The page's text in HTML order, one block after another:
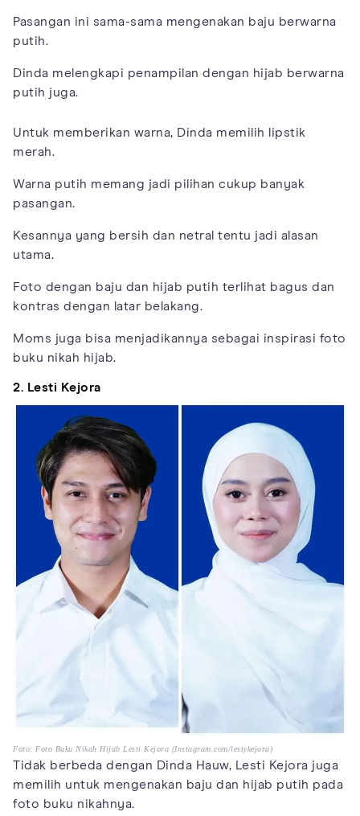
Pasangan ini sama-sama mengenakan baju berwarna
putih.
Dinda melengkapi penampilan dengan hijab berwarna
putih juga.
Untuk memberikan warna, Dinda memilih lipstik
merah.
Warna putih memang jadi pilihan cukup banyak
pasangan.
Kesannya yang bersih dan netral tentu jadi alasan
utama.
Foto dengan baju dan hijab putih terlihat bagus dan
kontras dengan latar belakang.
Moms juga bisa menjadikannya sebagai inspirasi foto
buku nikah hijab.
2. Lesti Kejora
Foto: Foto Buku Nikah Hijab Lesti Kejora (Instagram.com/lestykejora)
Tidak berbeda dengan Dinda Hauw, Lesti Kejora juga
memilih untuk mengenakan baju dan hijab putih pada
foto buku nikahnya.